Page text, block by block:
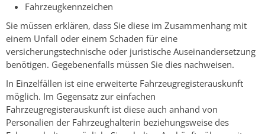
Fahrzeugkennzeichen
Sie müssen erklären, dass Sie diese im Zusammenhang mit
einem Unfall oder einem Schaden für eine
versicherungstechnische oder juristische Auseinandersetzung
benötigen. Gegebenenfalls müssen Sie dies nachweisen.
In Einzelfällen ist eine erweiterte Fahrzeugregisterauskunft
möglich. Im Gegensatz zur einfachen
Fahrzeugregisterauskunft ist diese auch anhand von
Personalien der Fahrzeughalterin beziehungsweise des